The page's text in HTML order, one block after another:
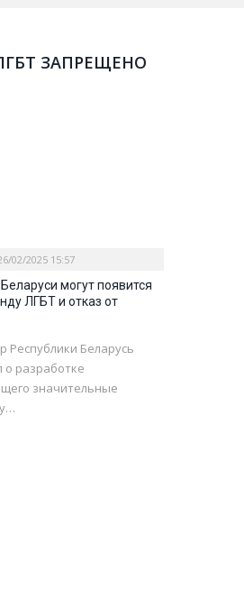
ЗАПРЕЩЕНО
02/2025 15:57
могут появится
ЛГБТ и отказ от
Республики Беларусь
разработке
значительные